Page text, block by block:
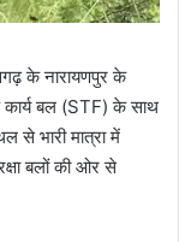
के नारायणपुर के
कार्य बल (STF) के साथ
से भारी मात्रा में
बलों की ओर से